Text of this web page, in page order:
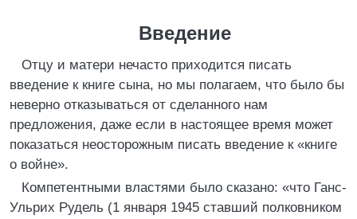
Введение
Отцу и матери нечасто приходится писать
введение к книге сына, но мы полагаем, что было бы
неверно отказываться от сделанного нам
предложения, даже если в настоящее время может
показаться неосторожным писать введение к «книге
о войне».
Компетентными властями было сказано: «что Ганс-
Ульрих Рудель (1 января 1945 ставший полковником